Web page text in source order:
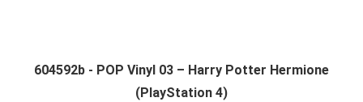
604592b - POP Vinyl 03 – Harry Potter Hermione
(PlayStation 4)